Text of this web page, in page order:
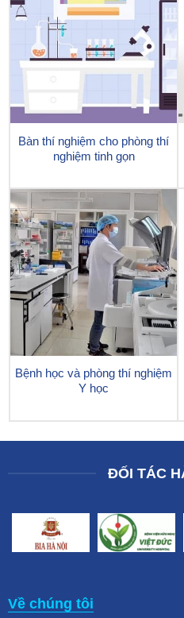
Bàn thí nghiệm cho phòng thí
nghiệm tinh gọn
Bệnh học và phòng thí nghiệm
Y học
ĐỐI TÁC
Về chúng tôi